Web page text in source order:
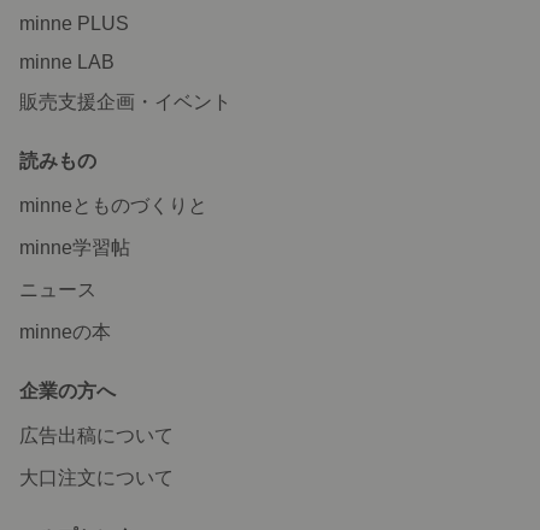
minne PLUS
minne LAB
販売支援企画・イベント
読みもの
minneとものづくりと
minne学習帖
ニュース
minneの本
企業の方へ
広告出稿について
大口注文について